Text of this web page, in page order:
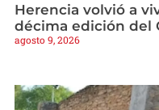
Herencia volvió a
décima edición del
agosto 9, 2026